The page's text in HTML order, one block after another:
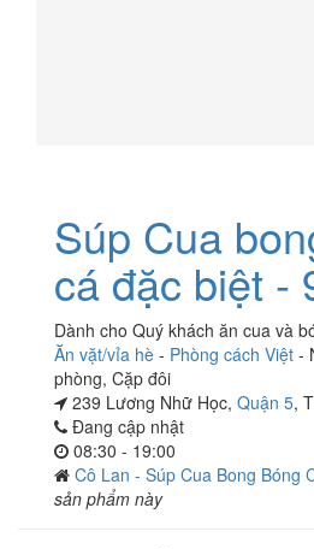
Súp Cua
cá đặc biệt -
Dành cho Quý khách ăn cua và
Ăn vặt/vỉa hè - Phòng cách Việt -
phòng, Cặp đôi
239 Lương Nhữ Học, Quận 5,
Đang cập nhật
08:30 - 19:00
Cô Lan - Súp Cua Bong Bóng
sản phẩm này